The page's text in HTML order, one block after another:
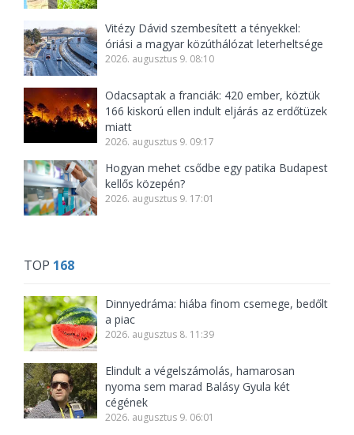
Vitézy Dávid szembesített a tényekkel:
óriási a magyar közúthálózat leterheltsége
2026. augusztus 9. 08:10
Odacsaptak a franciák: 420 ember, köztük
166 kiskorú ellen indult eljárás az erdőtüzek
miatt
2026. augusztus 9. 09:17
Hogyan mehet csődbe egy patika Budapest
kellős közepén?
2026. augusztus 9. 17:01
TOP 168
Dinnyedráma: hiába finom csemege, bedőlt
a piac
2026. augusztus 8. 11:39
Elindult a végelszámolás, hamarosan
nyoma sem marad Balásy Gyula két
cégének
2026. augusztus 9. 06:01